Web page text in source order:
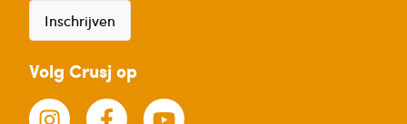
Inschrijven
Volg Crusj op